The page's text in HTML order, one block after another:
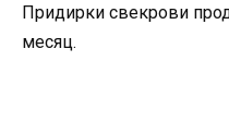
Придирки свекрови
месяц.